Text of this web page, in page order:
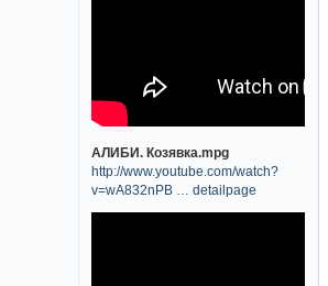
АЛИБИ. Козявка.mpg
http://www.youtube.com/watch?
v=wA832nPB … detailpage